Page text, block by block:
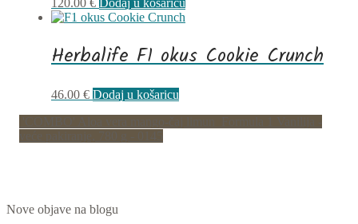
120.00 € Dodaj u košaricu
Herbalife F1 okus Cookie Crunch
46.00 € Dodaj u košaricu
Nove objave na blogu